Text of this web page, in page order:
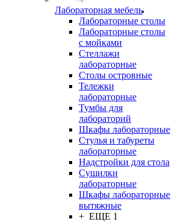
Лабораторная мебель
Лабораторные столы
Лабораторные столы
с мойками
Стеллажи
лабораторные
Столы островные
Тележки
лабораторные
Тумбы для
лабораторий
Шкафы лабораторные
Стулья и табуреты
лабораторные
Надстройки для стола
Сушилки
лабораторные
Шкафы лабораторные
вытяжные
+ ЕЩЕ 1